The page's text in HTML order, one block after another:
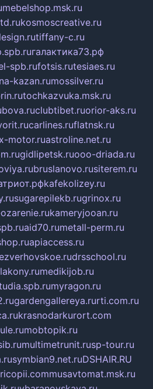
mebelshop.msk.ru
kosmoscreative.ru
tiffany-c.ru
галактика73.рф
spb.rufotsis.rutesiaes.ru
kazan.rumossilver.ru
tochkazvuka.msk.ru
clubtibet.ruorior-aks.ru
carlines.ruflatnsk.ru
motor.ruastroline.net.ru
gidlipetsk.ruooo-driada.ru
bruslanovo.rusiterem.ru
kafekolizey.ru
sugarepilekb.rugrinox.ru
kameryjooan.ru
aid70.rumetall-perm.ru
apiaccess.ru
drsschool.ru
medikijob.ru
myragon.ru
gardengallereya.rurti.com.ru
krasnodarkurort.com
mobtopik.ru
multimetrunit.rusp-tour.ru
symbian9.net.ruDSHAIR.RU
musavtomat.msk.ru